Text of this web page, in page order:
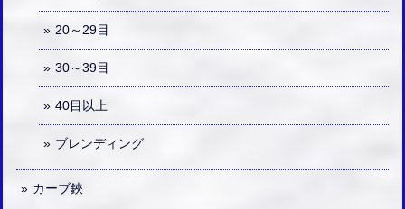
20～29目
30～39目
40目以上
ブレンディング
カーブ鋏